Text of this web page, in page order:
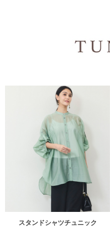
スタンドシャツチュニック